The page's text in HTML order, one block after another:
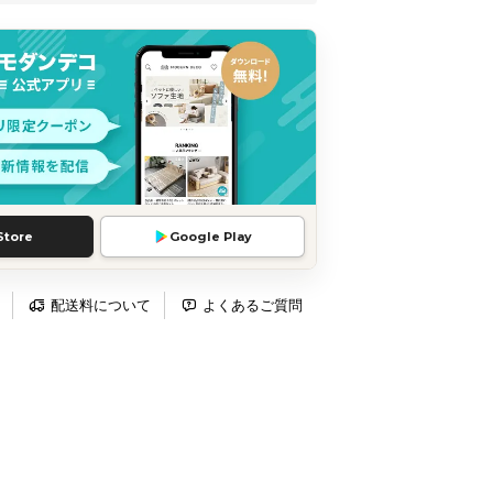
Google Play
配送料について よくあるご質問